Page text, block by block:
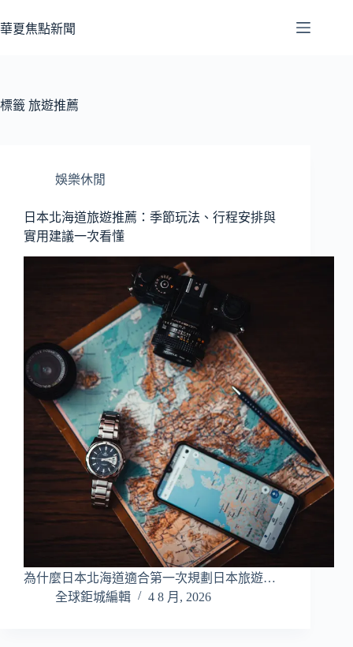
至
容
華夏焦點新聞
標籤 旅遊推薦
娛樂休閒
日本北海道旅遊推薦：季節玩法、行程安排與
實用建議一次看懂
為什麼日本北海道適合第一次規劃日本旅遊…
全球鉅城編輯
4 8 月, 2026